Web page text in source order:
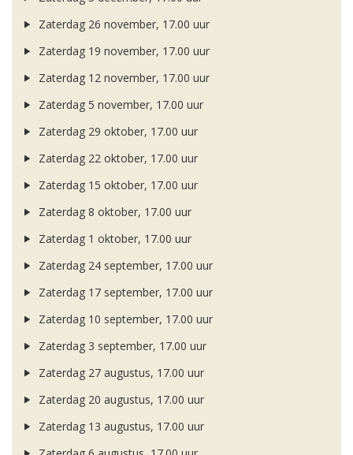
Zaterdag 26 november, 17.00 uur
Zaterdag 19 november, 17.00 uur
Zaterdag 12 november, 17.00 uur
Zaterdag 5 november, 17.00 uur
Zaterdag 29 oktober, 17.00 uur
Zaterdag 22 oktober, 17.00 uur
Zaterdag 15 oktober, 17.00 uur
Zaterdag 8 oktober, 17.00 uur
Zaterdag 1 oktober, 17.00 uur
Zaterdag 24 september, 17.00 uur
Zaterdag 17 september, 17.00 uur
Zaterdag 10 september, 17.00 uur
Zaterdag 3 september, 17.00 uur
Zaterdag 27 augustus, 17.00 uur
Zaterdag 20 augustus, 17.00 uur
Zaterdag 13 augustus, 17.00 uur